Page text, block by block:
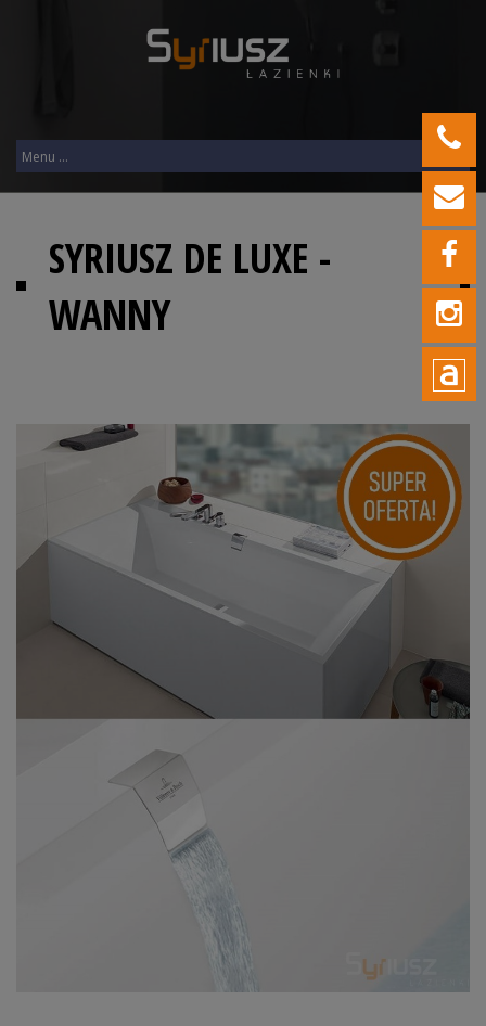
SYRIUSZ DE LUXE -
WANNY